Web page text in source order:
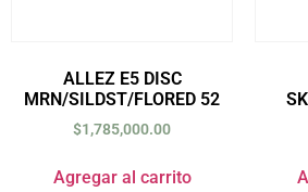
ALLEZ E5 DISC
MRN/SILDST/FLORED 52
$1,785,000.00
Agregar al carrito